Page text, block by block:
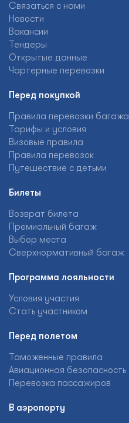
Связаться с нами
Новости
Вакансии
Тендеры
Открытые данные
Чартерные перевозки
Перед покупкой
Правила перевозки багажа
Тарифы и условия
Визовые правила
Правила перевозок
Путешествие с детьми
Билеты
Возврат билета
Премиальный багаж
Выбор места
Сверхнормативный багаж
Программа лояльности
Условия участия
Стать участником
Перед полетом
Таможенные правила
Авиационная безопасность
Перевозка пассажиров
В аэропорту